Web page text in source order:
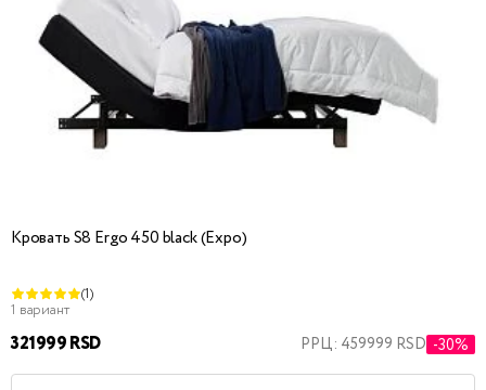
Кровать S8 Ergo 450 black (Expo)
(1)
1 вариант
321999 RSD РРЦ: 459999 RSD -30%